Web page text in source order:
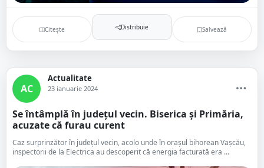
Citește Distribuie Salvează
AC
Actualitate
23 ianuarie 2024
Se întâmplă în județul vecin. Biserica și Primăria,
acuzate că furau curent
Caz surprinzător în județul vecin, acolo unde în orașul bihorean Vaşcău,
inspectorii de la Electrica au descoperit că energia facturată era ...